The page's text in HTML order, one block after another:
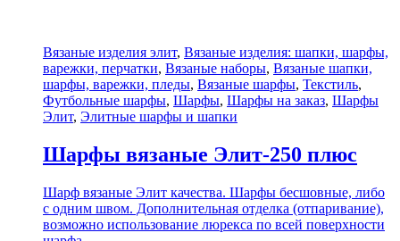
Вязаные изделия элит, Вязаные изделия: шапки, шарфы,
варежки, перчатки, Вязаные наборы, Вязаные шапки,
шарфы, варежки, пледы, Вязаные шарфы, Текстиль,
Футбольные шарфы, Шарфы, Шарфы на заказ, Шарфы
Элит, Элитные шарфы и шапки
Шарфы вязаные Элит-250 плюс
Шарф вязаные Элит качества. Шарфы бесшовные, либо
с одним швом. Дополнительная отделка (отпаривание),
возможно использование люрекса по всей поверхности